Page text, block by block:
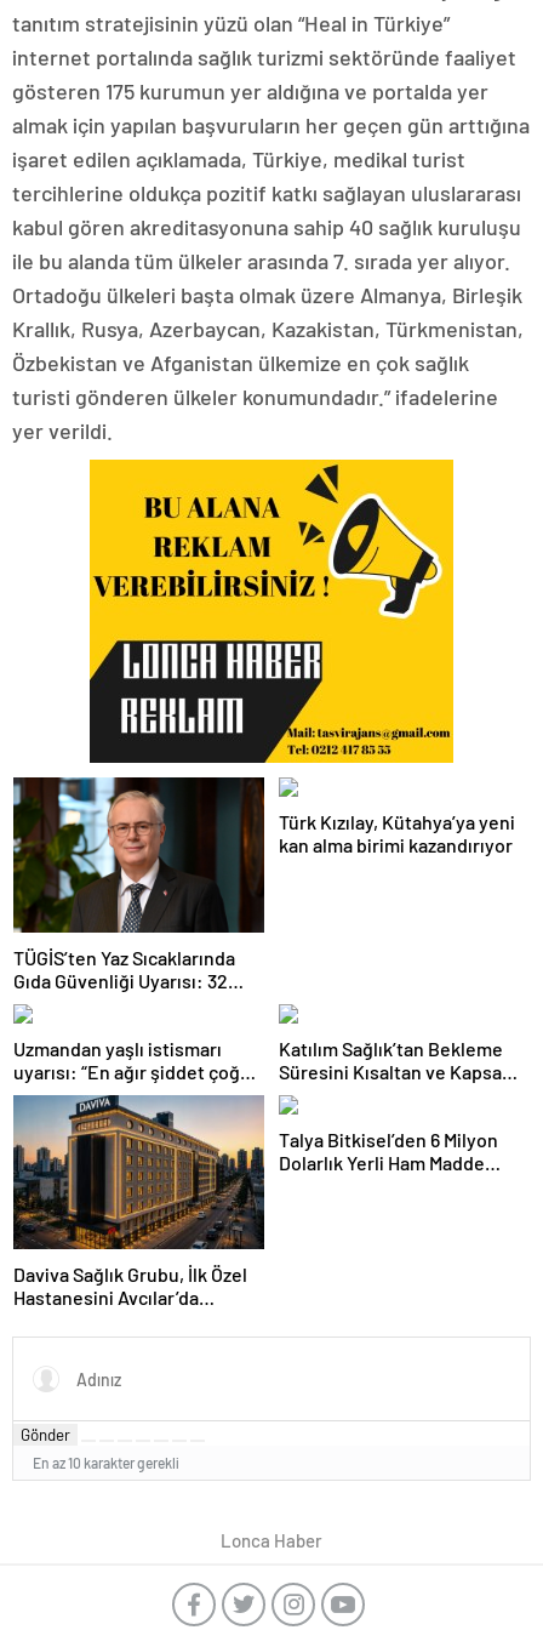
tanıtım stratejisinin yüzü olan “Heal in Türkiye”
internet portalında sağlık turizmi sektöründe faaliyet
gösteren 175 kurumun yer aldığına ve portalda yer
almak için yapılan başvuruların her geçen gün arttığına
işaret edilen açıklamada, Türkiye, medikal turist
tercihlerine oldukça pozitif katkı sağlayan uluslararası
kabul gören akreditasyonuna sahip 40 sağlık kuruluşu
ile bu alanda tüm ülkeler arasında 7. sırada yer alıyor.
Ortadoğu ülkeleri başta olmak üzere Almanya, Birleşik
Krallık, Rusya, Azerbaycan, Kazakistan, Türkmenistan,
Özbekistan ve Afganistan ülkemize en çok sağlık
turisti gönderen ülkeler konumundadır.” ifadelerine
yer verildi.
TÜGİS’ten Yaz Sıcaklarında
Gıda Güvenliği Uyarısı: 32
Derecenin Üzerinde Kritik
Süre Bir Saat
Türk Kızılay, Kütahya’ya yeni
kan alma birimi kazandırıyor
Uzmandan yaşlı istismarı
uyarısı: “En ağır şiddet çoğu
zaman sessizlik içinde
yaşanıyor”
Katılım Sağlık’tan Bekleme
Süresini Kısaltan ve Kapsamı
Genişleten Yeni Uygulamalar
Daviva Sağlık Grubu, İlk Özel
Hastanesini Avcılar’da
Talya Bitkisel’den 6 Milyon
Dolarlık Yerli Ham Madde
Gönder
En az 10 karakter gerekli
Lonca Haber